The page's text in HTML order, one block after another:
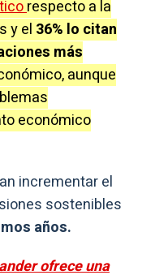
respecto a la
y el 36% lo citan
más
aunque
económico
incrementar el
sostenibles
años.
ofrece una